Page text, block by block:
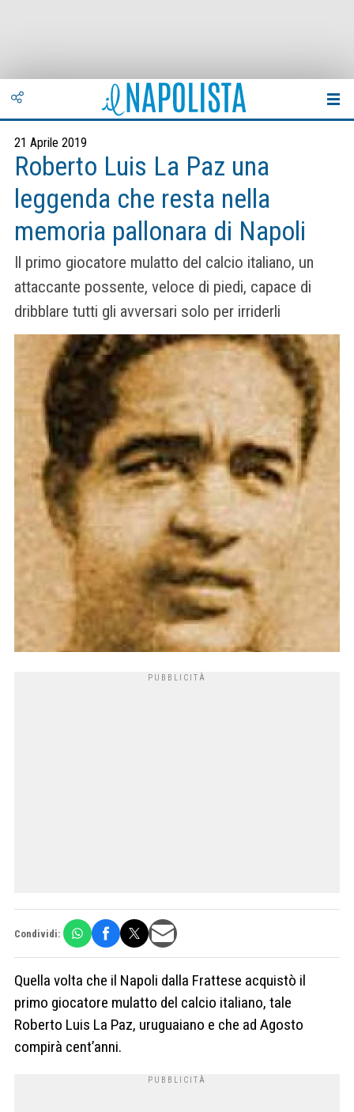
21 Aprile 2019
Roberto Luis La Paz una
leggenda che resta nella
memoria pallonara di Napoli
Il primo giocatore mulatto del calcio italiano, un
attaccante possente, veloce di piedi, capace di
dribblare tutti gli avversari solo per irriderli
Condividi:
Quella volta che il Napoli dalla Frattese acquistò il
primo giocatore mulatto del calcio italiano, tale
Roberto Luis La Paz, uruguaiano e che ad Agosto
compirà cent’anni.